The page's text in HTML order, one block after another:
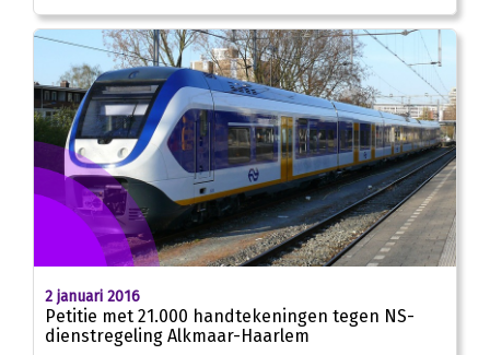
2 januari 2016
Petitie met 21.000 handtekeningen tegen NS-
dienstregeling Alkmaar-Haarlem